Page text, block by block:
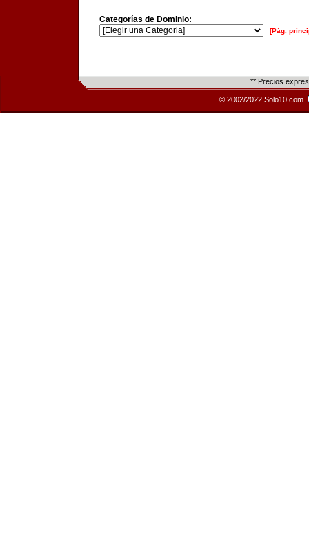
Categorías de Dominio:
[Pág.
** Precios
© 2002/2022 Solo10.com